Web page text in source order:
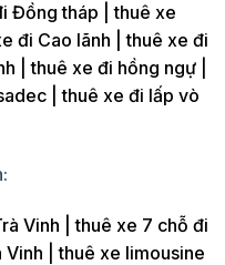
Đồng tháp | thuê xe
đi Cao lãnh | thuê xe đi
| thuê xe đi hồng ngự |
| thuê xe đi lấp vò
Vinh | thuê xe 7 chỗ đi
Vinh | thuê xe limousine